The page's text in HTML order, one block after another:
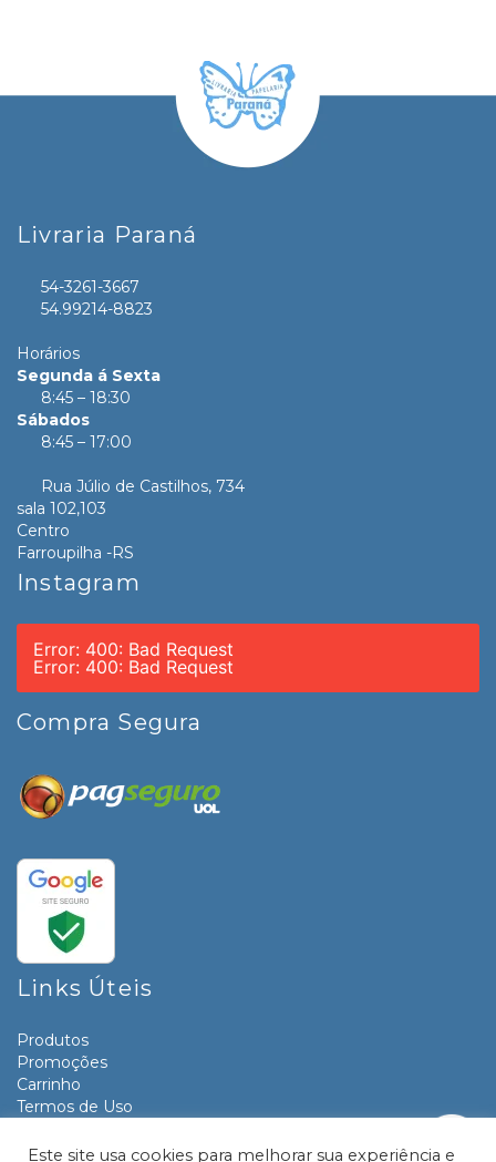
Livraria Paraná
54-3261-3667
54.99214-8823
Horários
Segunda á Sexta
8:45 – 18:30
Sábados
8:45 – 17:00
Rua Júlio de Castilhos, 734
sala 102,103
Centro
Farroupilha -RS
Instagram
Error: 400: Bad Request
Error: 400: Bad Request
Compra Segura
Links Úteis
Produtos
Promoções
Carrinho
Termos de Uso
Contato
Este site usa cookies para melhorar sua experiência e